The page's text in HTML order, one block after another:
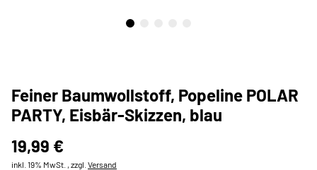
Feiner Baumwollstoff, Popeline POLAR
PARTY, Eisbär-Skizzen, blau
19,99 €
inkl. 19% MwSt. , zzgl. Versand